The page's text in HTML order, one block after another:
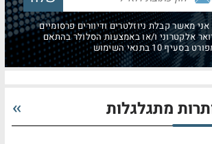
אני מאשר קבלת ניוזלטרים ודיוורים פרסומיים
אלקטרוני ו/או באמצעות הסלולר בהתאם
בסעיף 10 בתנאי השימוש
מתגלגלות